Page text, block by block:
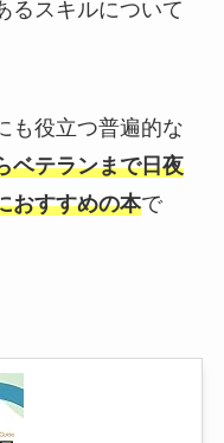
るスキルについて
も役立つ普遍的な
ベテランまで日夜
おすすめの本で